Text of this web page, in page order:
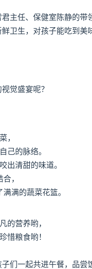
主任、保健室陈静的带
卫生，对孩子能吃到美
觉盛宴呢？
，
己的脉络。
出清甜的味道。
，
满的蔬菜花篮。
的营养哟，
惜粮食哟！
们一起共进午餐，品尝